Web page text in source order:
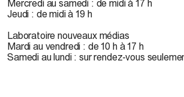
Mercredi au samedi : de midi à 17 h
Jeudi : de midi à 19 h
Laboratoire nouveaux médias
Mardi au vendredi : de 10 h à 17 h
Samedi au lundi : sur rendez-vous